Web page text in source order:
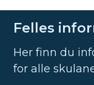
Felles
Her finn du
for alle